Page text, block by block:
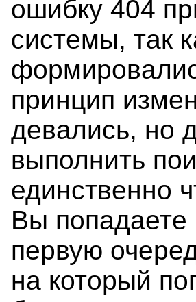
ошибку 404
системы, так
принцип
девались, но
выполнить
единственно
Вы
первую
на который